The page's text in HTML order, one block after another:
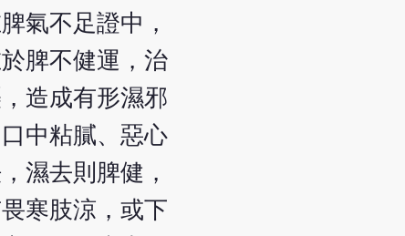
氣不足證中，
脾不健運，治
造成有形濕邪
中粘膩、惡心
濕去則脾健，
寒肢涼，或下